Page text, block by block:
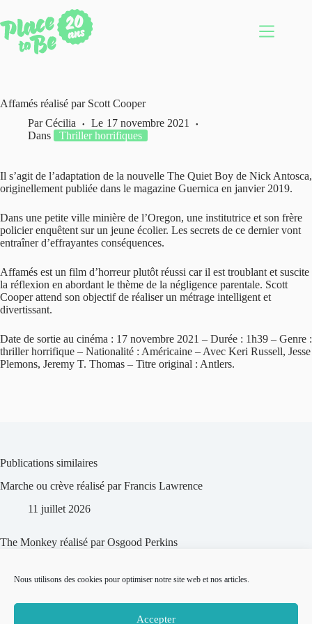
Nous utilisons des cookies pour optimiser notre site web et nos articles.
Accepter
au
contenu
Affamés réalisé par Scott Cooper
Par Cécilia Le 17 novembre 2021
Dans
Thriller horrifiques
Il s’agit de l’adaptation de la nouvelle The Quiet Boy de Nick Antosca,
originellement publiée dans le magazine Guernica en janvier 2019.
Dans une petite ville minière de l’Oregon, une institutrice et son frère
policier enquêtent sur un jeune écolier. Les secrets de ce dernier vont
entraîner d’effrayantes conséquences.
Affamés est un film d’horreur plutôt réussi car il est troublant et suscite
la réflexion en abordant le thème de la négligence parentale. Scott
Cooper attend son objectif de réaliser un métrage intelligent et
divertissant.
Date de sortie au cinéma : 17 novembre 2021 – Durée : 1h39 – Genre :
thriller horrifique – Nationalité : Américaine – Avec Keri Russell, Jesse
Plemons, Jeremy T. Thomas – Titre original : Antlers.
Publications similaires
Marche ou crève réalisé par Francis Lawrence
11 juillet 2026
The Monkey réalisé par Osgood Perkins